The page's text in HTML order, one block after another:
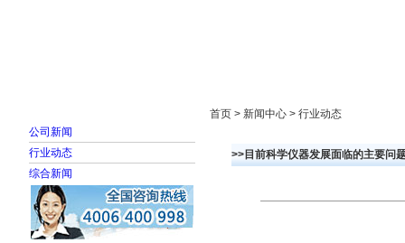
公司新闻
行业动态
综合新闻
首页 > 新闻中心 > 行业动态
>>目前科学仪器发展面临的主要问